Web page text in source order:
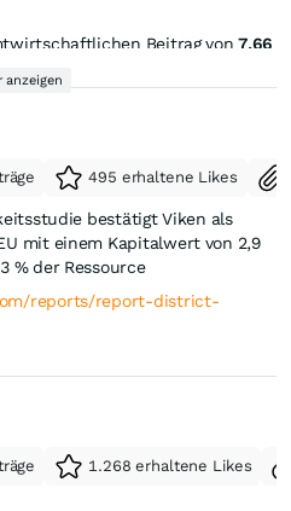
Beitrag von7,66
sozialen Effekte über den
anzeigen
495 erhaltene Likes
bestätigt Viken als
mit einem Kapitalwert von 2,9
3 % der Ressource
reports/report-district-
1.268 erhaltene Likes